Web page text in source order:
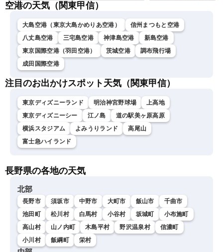
空港の天気（関東甲信）
大島空港（東京大島かめりあ空港）
信州まつもと空港
八丈島空港
三宅島空港 神津島空港
新島空港
東京国際空港（羽田空港）
茨城空港
調布飛行場
成田国際空港
注目のお出かけスポット天気（関東甲信）
東京ディズニーランド 明治神宮野球場
上高地
東京ディズニーシー
江ノ島
道の駅美ヶ原高原
横浜スタジアム
よみうりランド
高尾山
富士急ハイランド
長野県の各地の天気
北部
長野市 須坂市 中野市 大町市 飯山市
千曲市
池田町
松川村 白馬村 小谷村 坂城町
小布施町
高山村
山ノ内町 木島平村 野沢温泉村
信濃町
小川村
飯綱町 栄村